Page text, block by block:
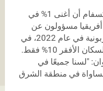
كشف تقرير جديد صادر عن أوكسفام أن أغنى 1% في
مسؤولون عن
26% من إجمالي الانبعاثات الكربونية في عام 2022، في
حين لم تتجاوز مساهمة نصف السكان الأفقر 10% فقط.
"لسنا جميعًا في
في منطقة الشرق